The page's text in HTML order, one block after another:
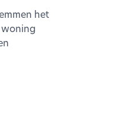
het